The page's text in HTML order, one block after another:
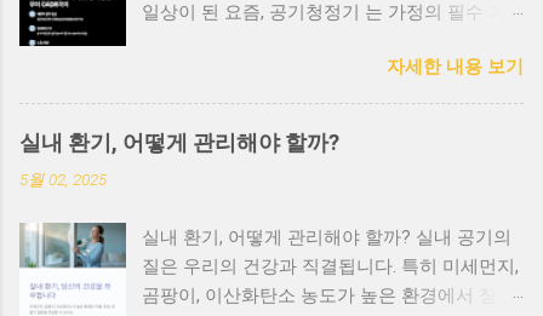
일상이 된 요즘, 공기청정기 는 가정의 필수 가
이 쏟아지면서 어떤 제품을 선택해야 할지 고민
되시죠? 오늘은 공기청정기를 고를 때 반드시
확인해야 할 핵심 요소 들을 정리해드릴게요. 1.
HEPA 필터 등급, 얼마나 중요한가요? 공기청정
자를 제거하는 데 매우 중요한 역할을 합니다.
H13~H14 등급 : 99.95~99.995%의 초미세먼지
까지 제거 가능 E11~E12 등급 : 95~99.5% 수준
자세한 내용 보기
실내 환기, 어떻게 관리해야 할까?
5월 02, 2025
실내 환기, 어떻게 관리해야 할까? 실내 공기의
질은 우리의 건강과 직결됩니다. 특히 미세먼지,
곰팡이, 이산화탄소 농도가 높은 환경에서 장시